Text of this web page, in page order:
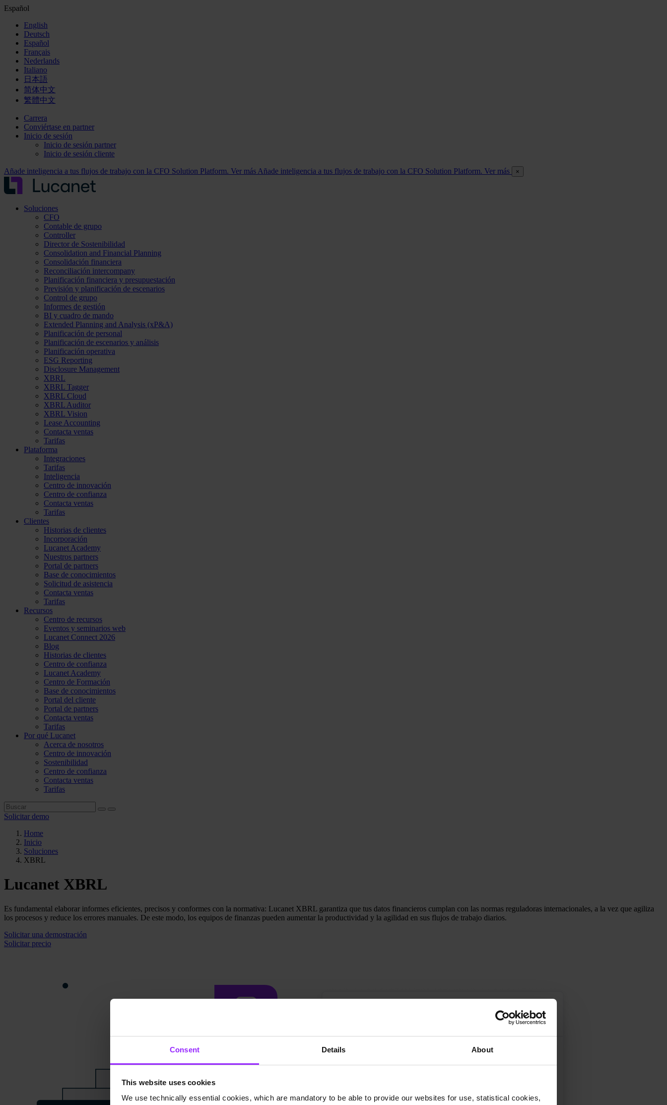
Consent Details About
This website uses cookies
We use technically essential cookies, which are mandatory to be able to provide our websites for use, statistical cookies,
Español
English
Deutsch
Español
Français
Nederlands
Italiano
日本語
简体中文
繁體中文
Carrera
Conviértase en partner
Inicio de sesión
Inicio de sesión partner
Inicio de sesión cliente
Añade inteligencia a tus flujos de trabajo con la CFO Solution Platform. Ver más Añade inteligencia a tus flujos de trabajo con la CFO Solution Platform. Ver más ×
Soluciones
CFO
Contable de grupo
Controller
Director de Sostenibilidad
Consolidation and Financial Planning
Consolidación financiera
Reconciliación intercompany
Planificación financiera y presupuestación
Previsión y planificación de escenarios
Control de grupo
Informes de gestión
BI y cuadro de mando
Extended Planning and Analysis (xP&A)
Planificación de personal
Planificación de escenarios y análisis
Planificación operativa
ESG Reporting
Disclosure Management
XBRL
XBRL Tagger
XBRL Cloud
XBRL Auditor
XBRL Vision
Lease Accounting
Contacta ventas
Tarifas
Plataforma
Integraciones
Tarifas
Inteligencia
Centro de innovación
Centro de confianza
Contacta ventas
Tarifas
Clientes
Historias de clientes
Incorporación
Lucanet Academy
Nuestros partners
Portal de partners
Base de conocimientos
Solicitud de asistencia
Contacta ventas
Tarifas
Recursos
Centro de recursos
Eventos y seminarios web
Lucanet Connect 2026
Blog
Historias de clientes
Centro de confianza
Lucanet Academy
Centro de Formación
Base de conocimientos
Portal del cliente
Portal de partners
Contacta ventas
Tarifas
Por qué Lucanet
Acerca de nosotros
Centro de innovación
Sostenibilidad
Centro de confianza
Contacta ventas
Tarifas
Solicitar demo
Home
Inicio
Soluciones
XBRL
Lucanet XBRL
Es fundamental elaborar informes eficientes, precisos y conformes con la normativa: Lucanet XBRL garantiza que tus datos financieros cumplan con las normas reguladoras internacionales, a la vez que agiliza
los procesos y reduce los errores manuales. De este modo, los equipos de finanzas pueden aumentar la productividad y la agilidad en sus flujos de trabajo diarios.
Solicitar una demostración
Solicitar precio